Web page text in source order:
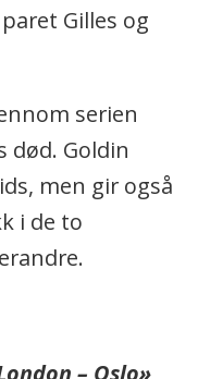
Gilles og
serien
død. Goldin
men gir også
i de to
– Oslo»